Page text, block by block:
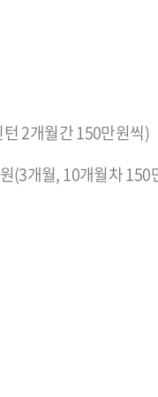
2개월간 150만원씩)
(3개월, 10개월차 150